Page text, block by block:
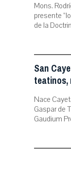
Mons.
presente
de la
San
teatinos,
Nace
Gaspar de
Gaudium